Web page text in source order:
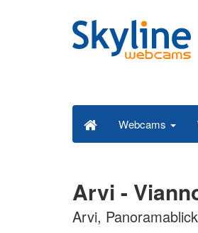
Webcams
Arvi -
Arvi,